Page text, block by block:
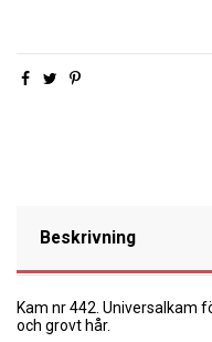
Beskrivning
Kam nr 442. Universalkam
och grovt hår.